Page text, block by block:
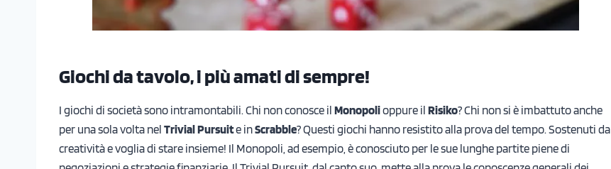
Giochi da tavolo, i più amati di sempre!
I giochi di società sono intramontabili. Chi non conosce il Monopolioppure il Risiko? Chi non si è imbattuto anche
per una sola volta nel Trivial Pursuite inScrabble? Questi giochi hanno resistito alla prova del tempo. Sostenuti da
creatività e voglia di stare insieme! Il Monopoli, ad esempio, è conosciuto per le sue lunghe partite piene di